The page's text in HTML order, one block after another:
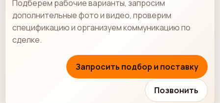
Подберем рабочие варианты, запросим
дополнительные фото и видео, проверим
спецификацию и организуем коммуникацию по
сделке.
Запросить подбор и поставку
Позвонить